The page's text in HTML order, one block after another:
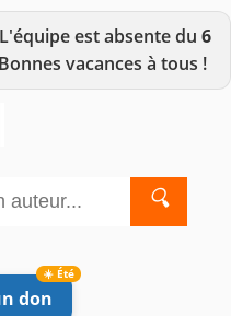
L'équipe est absente du 6
vacances à tous !
🔍
don